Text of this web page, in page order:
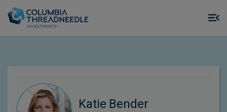
Katie Bender